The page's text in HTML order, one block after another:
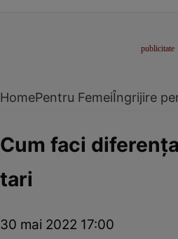
HomePentru FemeiÎngrijire
Cum faci
tari
30 mai 2022 17:00